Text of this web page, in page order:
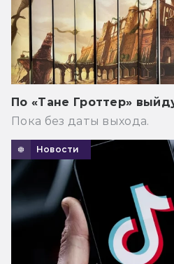
По «Тане Гроттер»
Пока без даты выхода.
Новости